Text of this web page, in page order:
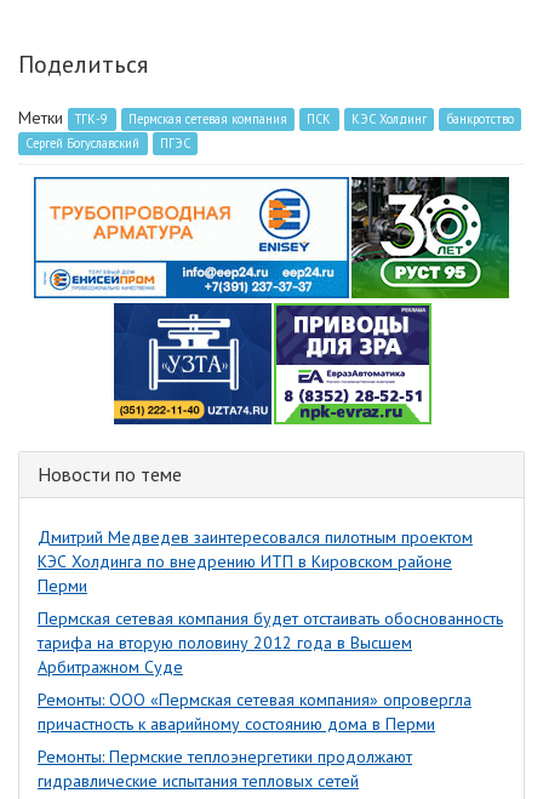
Поделиться
Метки ТГК-9 Пермская сетевая компания ПСК КЭС Холдинг
банкротство
Сергей Богуславский
ПГЭС
Новости по теме
Дмитрий Медведев заинтересовался пилотным проектом
КЭС Холдинга по внедрению ИТП в Кировском районе
Перми
Пермская сетевая компания будет отстаивать обоснованность
тарифа на вторую половину 2012 года в Высшем
Арбитражном Суде
Ремонты: ООО «Пермская сетевая компания» опровергла
причастность к аварийному состоянию дома в Перми
Ремонты: Пермские теплоэнергетики продолжают
гидравлические испытания тепловых сетей